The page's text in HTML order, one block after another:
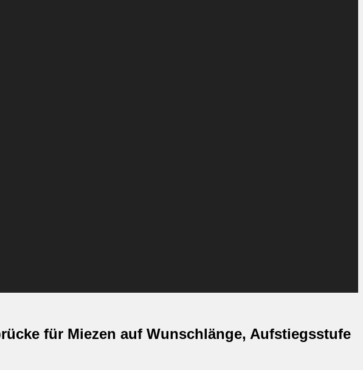
für Miezen auf Wunschlänge, Aufstiegsstufe